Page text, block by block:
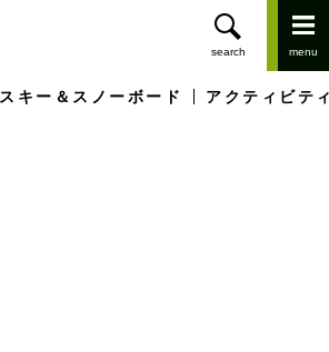
スキー＆スノーボード アクティビテ